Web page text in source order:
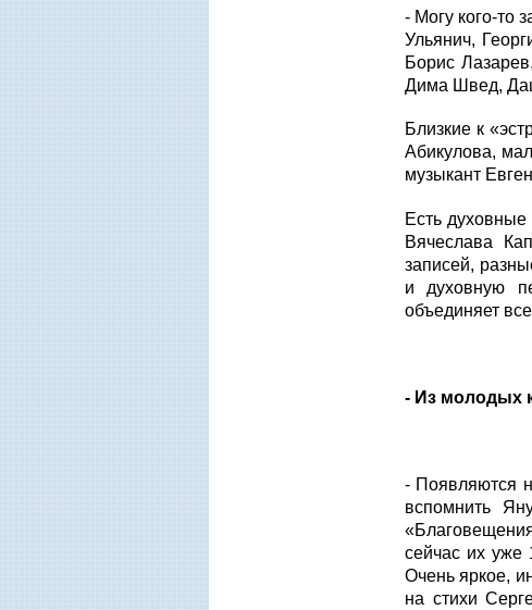
- Могу кого-то
Ульянич,
Борис
Дима Швед,
Близкие к
Абикулова,
музыкант
Есть
Вячеслава
записей,
и духовную
объединяет
- Из молодых
- Появляются
вспомнить
сейчас их уже
Очень яркое,
на стихи